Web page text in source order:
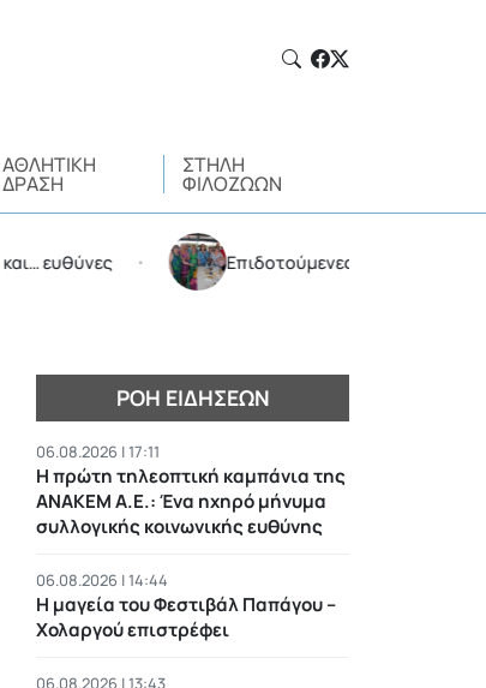
ΑΘΛΗΤΙΚΉ
ΔΡΆΣΗ
ΣΤΉΛΗ
ΦΙΛΌΖΩΩΝ
• Επιδοτούμενες διακοπές από τον
ΡΟΉ ΕΙΔΉΣΕΩΝ
06.08.2026 | 17:11
Η πρώτη τηλεοπτική καμπάνια της
ΑΝΑΚΕΜ Α.Ε.: Ένα ηχηρό μήνυμα
συλλογικής κοινωνικής ευθύνης
06.08.2026 | 14:44
Η μαγεία του Φεστιβάλ Παπάγου –
Χολαργού επιστρέφει
06.08.2026 | 13:43